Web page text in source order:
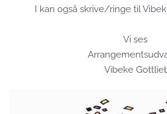
I kan også skrive/ringe til
Vi ses
Vibeke